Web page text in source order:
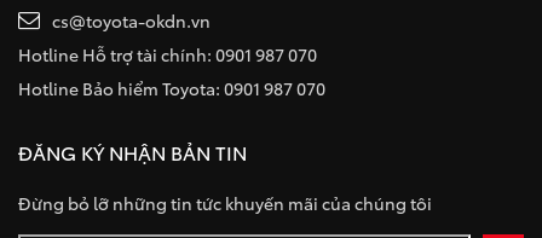
cs@toyota-okdn.vn
Hotline Hỗ trợ tài chính: 0901 987 070
Hotline Bảo hiểm Toyota: 0901 987 070
ĐĂNG KÝ NHẬN BẢN TIN
Đừng bỏ lỡ những tin tức khuyến mãi của chúng tôi